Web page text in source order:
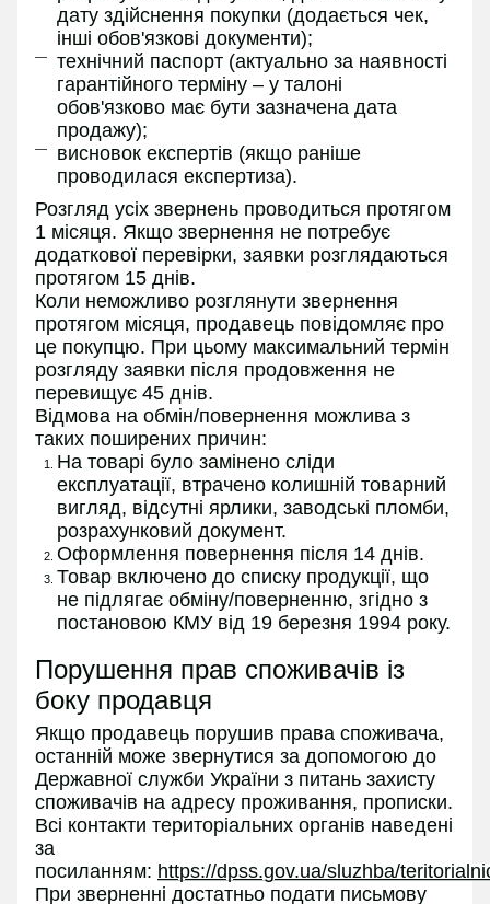
дату здійснення покупки (додається чек,
інші обов'язкові документи);
технічний паспорт (актуально за наявності
гарантійного терміну – у талоні
обов'язково має бути зазначена дата
продажу);
висновок експертів (якщо раніше
проводилася експертиза).
Розгляд усіх звернень проводиться протягом
1 місяця. Якщо звернення не потребує
додаткової перевірки, заявки розглядаються
протягом 15 днів.
Коли неможливо розглянути звернення
протягом місяця, продавець повідомляє про
це покупцю. При цьому максимальний термін
розгляду заявки після продовження не
перевищує 45 днів.
Відмова на обмін/повернення можлива з
таких поширених причин:
На товарі було замінено сліди
експлуатації, втрачено колишній товарний
вигляд, відсутні ярлики, заводські пломби,
розрахунковий документ.
Оформлення повернення після 14 днів.
Товар включено до списку продукції, що
не підлягає обміну/поверненню, згідно з
постановою КМУ від 19 березня 1994 року.
Порушення прав споживачів із
боку продавця
Якщо продавець порушив права споживача,
останній може звернутися за допомогою до
Державної служби України з питань захисту
споживачів на адресу проживання, прописки.
Всі контакти територіальних органів наведені
за
посиланням: https://dpss.gov.ua/sluzhba/
При зверненні достатньо подати письмову